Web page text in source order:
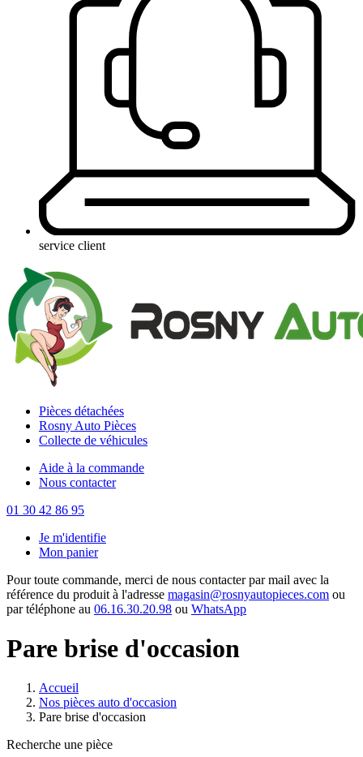
service client
Pièces détachées
Rosny Auto Pièces
Collecte de véhicules
Aide à la commande
Nous contacter
01 30 42 86 95
Je m'identifie
Mon panier
Pour toute commande, merci de nous contacter par mail avec la
référence du produit à l'adresse magasin@rosnyautopieces.com ou
par téléphone au 06.16.30.20.98 ou WhatsApp
Pare brise d'occasion
Accueil
Nos pièces auto d'occasion
Pare brise d'occasion
Recherche une pièce